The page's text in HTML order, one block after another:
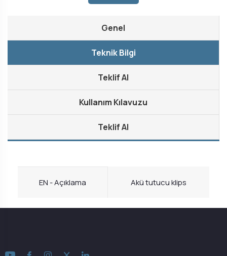
Genel
Teknik Bilgi
Teklif Al
Kullanım Kılavuzu
Teklif Al
EN - Açıklama Akü tutucu klips